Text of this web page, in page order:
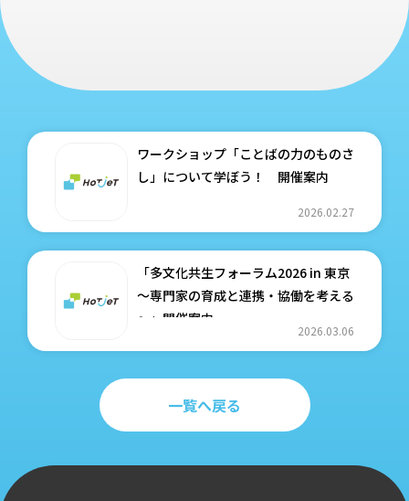
ワークショップ「ことばの力のものさ
し」について学ぼう！ 開催案内
2026.02.27
「多文化共生フォーラム2026 in 東京
～専門家の育成と連携・協働を考える
～」開催案内
2026.03.06
一覧へ戻る